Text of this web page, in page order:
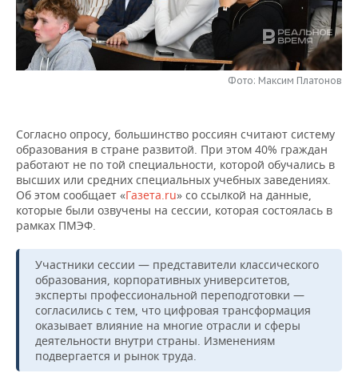
НЕФТЕХИМИЯ
НЕФТЬ
РОЗНИЧНАЯ ТОРГОВЛЯ
ТРАНСПОРТ
НОВОСТИ ТЕХНОЛОГИЙ
IT
ТЕЛЕКОММУНИКАЦИИ
МЕРОПРИЯТИЯ
НОВОСТИ МЕРОПРИЯТИЙ
БИЗНЕС-БРАНЧИ
ONLINE-КОНФЕРЕНЦИИ
ОТКРЫТАЯ ЛЕКЦИЯ
СПОРТ
ФУТБОЛ
ХОККЕЙ
БАСКЕТБОЛ
ВОЛЕЙБОЛ
КИБЕРСПОРТ
ФИГУРНОЕ КАТАНИЕ
ВОДНЫЕ ВИДЫ СПОРТА
НОВОСТИ ОБЩЕСТВА
ВЛАСТЬ
ИНФРАСТРУКТУРА
ИСТОРИЯ
КУЛЬТУРА
МЕДИЦИНА
ОБРАЗОВАНИЕ
ФОТОГАЛЕРЕЯ
СЮЖЕТЫ
СПРАВОЧНИК
СПИСОК ПЕРСОН
СПИСОК КОМПАНИЙ
ПОЛНАЯ ВЕРСИЯ
Фото: Максим Платонов
Согласно опросу, большинство россиян считают систему
образования в стране развитой. При этом 40% граждан
работают не по той специальности, которой обучались в
высших или средних специальных учебных заведениях.
Об этом сообщает «Газета.ru» со ссылкой на данные,
которые были озвучены на сессии, которая состоялась в
рамках ПМЭФ.
Участники сессии — представители классического
образования, корпоративных университетов,
эксперты профессиональной переподготовки —
согласились с тем, что цифровая трансформация
оказывает влияние на многие отрасли и сферы
деятельности внутри страны. Изменениям
подвергается и рынок труда.